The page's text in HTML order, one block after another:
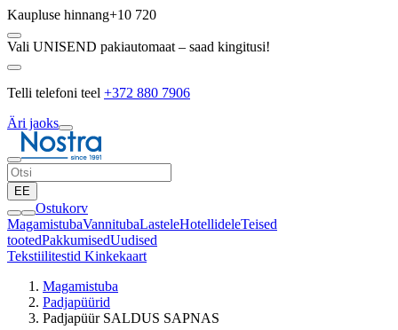
Kaupluse hinnang+10 720
Vali UNISEND pakiautomaat – saad kingitusi!
Telli telefoni teel +372 880 7906
Äri jaoks
EE
Ostukorv
MagamistubaVannitubaLasteleHotellideleTeised
tootedPakkumisedUudised
Tekstiilitestid Kinkekaart
Magamistuba
Padjapüürid
Padjapüür SALDUS SAPNAS